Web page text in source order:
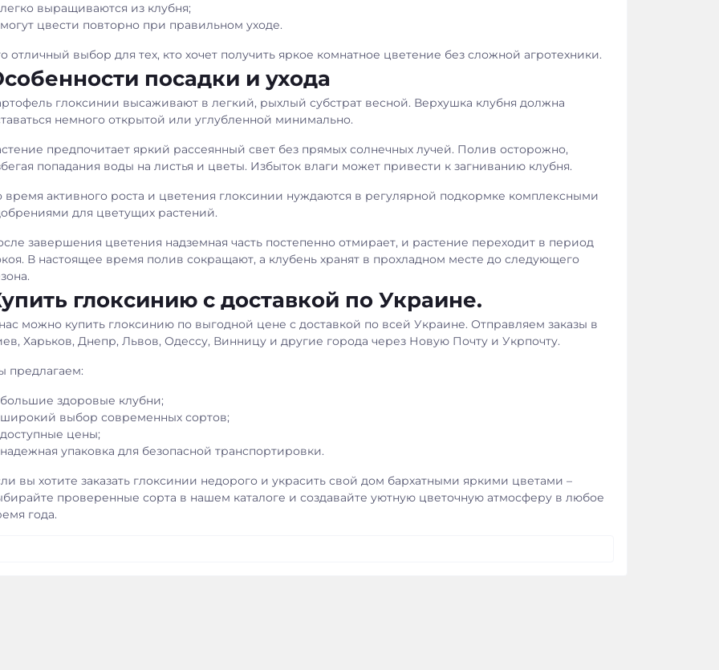
легко выращиваются из клубня;
могут цвести повторно при правильном уходе.
отличный выбор для тех, кто хочет получить яркое комнатное цветение без сложной агротехники.
посадки и ухода
глоксинии высаживают в легкий, рыхлый субстрат весной. Верхушка клубня должна
немного открытой или углубленной минимально.
предпочитает яркий рассеянный свет без прямых солнечных лучей. Полив осторожно,
попадания воды на листья и цветы. Избыток влаги может привести к загниванию клубня.
время активного роста и цветения глоксинии нуждаются в регулярной подкормке комплексными
для цветущих растений.
завершения цветения надземная часть постепенно отмирает, и растение переходит в период
В настоящее время полив сокращают, а клубень хранят в прохладном месте до следующего
глоксинию с доставкой по Украине.
можно купить глоксинию по выгодной цене с доставкой по всей Украине. Отправляем заказы в
Харьков, Днепр, Львов, Одессу, Винницу и другие города через Новую Почту и Укрпочту.
предлагаем:
большие здоровые клубни;
широкий выбор современных сортов;
доступные цены;
надежная упаковка для безопасной транспортировки.
вы хотите заказать глоксинии недорого и украсить свой дом бархатными яркими цветами –
проверенные сорта в нашем каталоге и создавайте уютную цветочную атмосферу в любое
года.